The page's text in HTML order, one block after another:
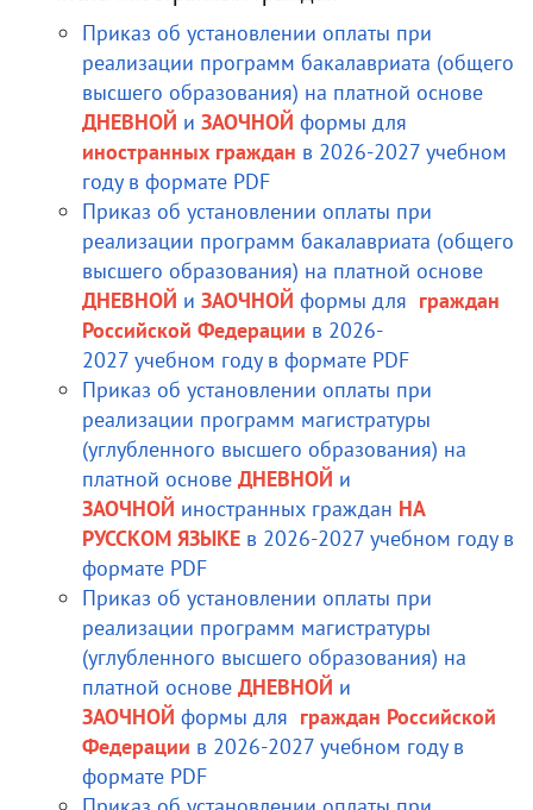
Приказ об установлении оплаты при
реализации программ бакалавриата (общего
высшего образования) на платной основе
ДНЕВНОЙ и ЗАОЧНОЙ формы для
иностранных граждан в 2026-2027 учебном
году в формате PDF
Приказ об установлении оплаты при
реализации программ бакалавриата (общего
высшего образования) на платной основе
ДНЕВНОЙ и ЗАОЧНОЙ формы для граждан
Российской Федерации в 2026-
2027 учебном году в формате PDF
Приказ об установлении оплаты при
реализации программ магистратуры
(углубленного высшего образования) на
платной основе ДНЕВНОЙ и
ЗАОЧНОЙ иностранных граждан НА
РУССКОМ ЯЗЫКЕ в 2026-2027 учебном году в
формате PDF
Приказ об установлении оплаты при
реализации программ магистратуры
(углубленного высшего образования) на
платной основе ДНЕВНОЙ и
ЗАОЧНОЙ формы для граждан Российской
Федерации в 2026-2027 учебном году в
формате PDF